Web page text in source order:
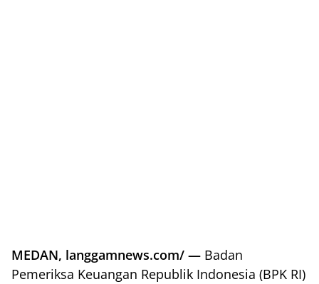
MEDAN, langgamnews.com/ — Badan
Pemeriksa Keuangan Republik Indonesia (BPK RI)